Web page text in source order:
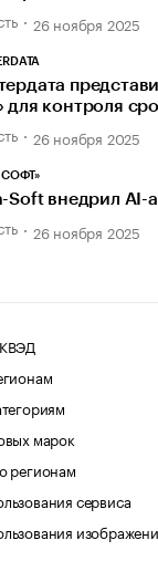
26 ноября 2025
для контроля
26 ноября 2025
СОФТ»
Soft внедрил AI-
26 ноября 2025
марок
регионам
сервиса